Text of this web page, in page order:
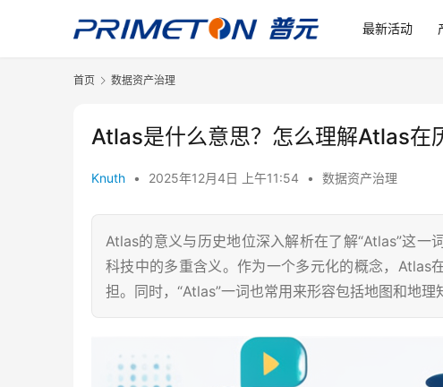
最新活动
首页 数据资产治理
Atlas是什么意思？怎么理解Atlas在
Knuth • 2025年12月4日 上午11:54 • 数据资产治理
Atlas的意义与历史地位深入解析在了解“Atlas”这
科技中的多重含义。作为一个多元化的概念，Atlas
担。同时，“Atlas”一词也常用来形容包括地图和地